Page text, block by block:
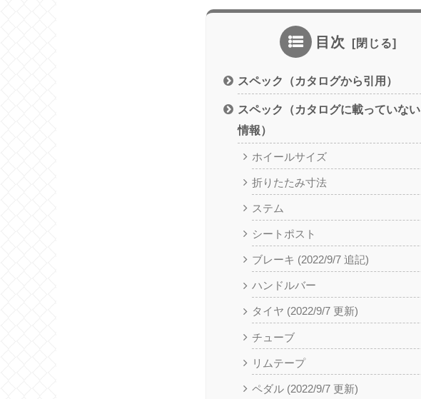
目次
スペック（カタログから引用）
スペック（カタログに載っていない
情報）
ホイールサイズ
折りたたみ寸法
ステム
シートポスト
ブレーキ (2022/9/7 追記)
ハンドルバー
タイヤ (2022/9/7 更新)
チューブ
リムテープ
ペダル (2022/9/7 更新)